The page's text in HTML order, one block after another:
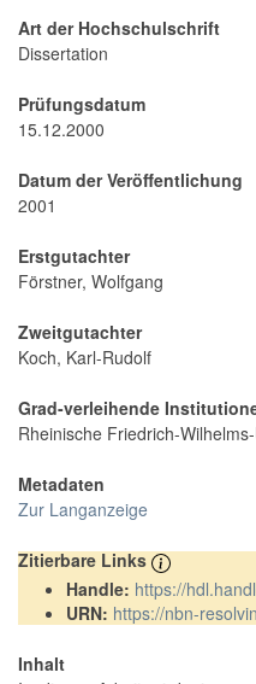
Art der Hochschulschrift
Dissertation
Prüfungsdatum
15.12.2000
Datum der Veröffentlichung
2001
Erstgutachter
Förstner, Wolfgang
Zweitgutachter
Koch, Karl-Rudolf
Grad-verleihende
Rheinische Friedrich-
Metadaten
Zur Langanzeige
Zitierbare Links
Handle: https://
URN: https://nbn-
Inhalt